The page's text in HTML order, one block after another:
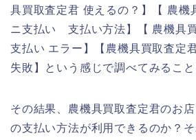
具買取査定君 使えるの？】【 農機
ニ支払い 支払い方法】【 農機具
支払い エラー】【農機具買取査定
失敗】という感じで調べてみること
その結果、農機具買取査定君のお
の支払い方法が利用できるのか？